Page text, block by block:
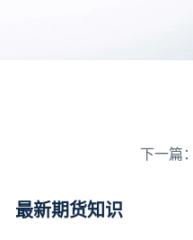
下一篇
最新期货知识